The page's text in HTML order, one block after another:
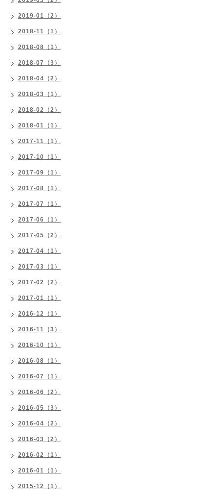
2019-01（2）
2018-11（1）
2018-08（1）
2018-07（3）
2018-04（2）
2018-03（1）
2018-02（2）
2018-01（1）
2017-11（1）
2017-10（1）
2017-09（1）
2017-08（1）
2017-07（1）
2017-06（1）
2017-05（2）
2017-04（1）
2017-03（1）
2017-02（2）
2017-01（1）
2016-12（1）
2016-11（3）
2016-10（1）
2016-08（1）
2016-07（1）
2016-06（2）
2016-05（3）
2016-04（2）
2016-03（2）
2016-02（1）
2016-01（1）
2015-12（1）